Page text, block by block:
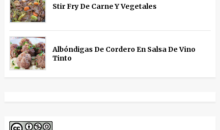
Stir Fry De Carne Y Vegetales
Albóndigas De Cordero En Salsa De Vino
Tinto